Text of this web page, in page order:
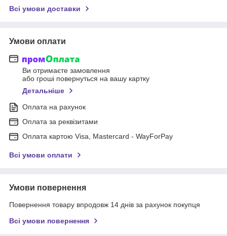
Всі умови доставки
Умови оплати
Ви отримаєте замовлення
або гроші повернуться на вашу картку
Детальніше
Оплата на рахунок
Оплата за реквізитами
Оплата картою Visa, Mastercard - WayForPay
Всі умови оплати
Умови повернення
Повернення товару впродовж 14 днів за рахунок покупця
Всі умови повернення